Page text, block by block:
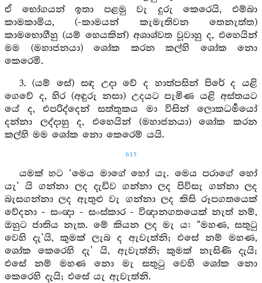
ඒ භෝගයන් ඉතා පළමු වැ දුරු කෙරෙයි, එම්බා
කාමකාමිය, (-කාමයන් කැමැතිවන තෙනැත්ත)
කාමභොගීහු (යම් හෙයකින්) අශාශ්වත වූවාහු ද, එහෙයින්
මම (මහාජනයා) ශෝක කරන කල්හි ශෝක නො
කෙරෙමි.
3. (යම් සේ) සඳ උදා වේ ද හාත්පසින් පිරේ ද යළි
ගෙවේ ද, හිර (අඳුරු නසා) උදයට පැමිණ යළි අස්තයට
යේ ද, එපරිද්දෙන් සත්තුකය මා විසින් ලොකධර්‍මයෝ
දන්නා ලද්දාහු ද, එහෙයින් (මහාජනයා) ශෝක කරන
කල්හි මම ශෝක නො කෙරෙම් යයි.
615
යමක් හට ‘මෙය මාගේ හෝ යැ. මෙය පරාගේ හෝ
යැ’ යි ගන්නා ලද දැඩිව ගන්නා ලද පිවිසැ ගන්නා ලද
බැසගන්නා ලද ඇතුළු වැ ගන්නා ලද කිසි රූපගතයෙක්
වේදනා - සංඥා - සංස්කාර - විඥානගතයෙක් නැත් නම්,
ඔහුට ජාතිය නැත. මේ කියන ලද මැ ය: “මහණ, සතුටු
වෙහි දැ’යි, කුමක් ලැබ ද ඇවැත්නි; එසේ නම් මහණ,
ශෝක කෙරෙහි දැ’ යි, ඇවැත්නි; කුමක් නැසිණි දැයි;
එසේ නම් මහණ නො මැ සතුටු වෙහි ශෝක නො
කෙරෙහි දැයි; එසේ යැ ඇවැත්නි.